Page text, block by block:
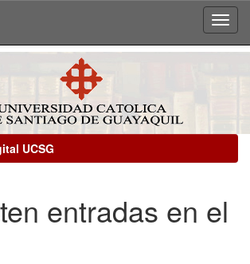
UCSG
entradas en el